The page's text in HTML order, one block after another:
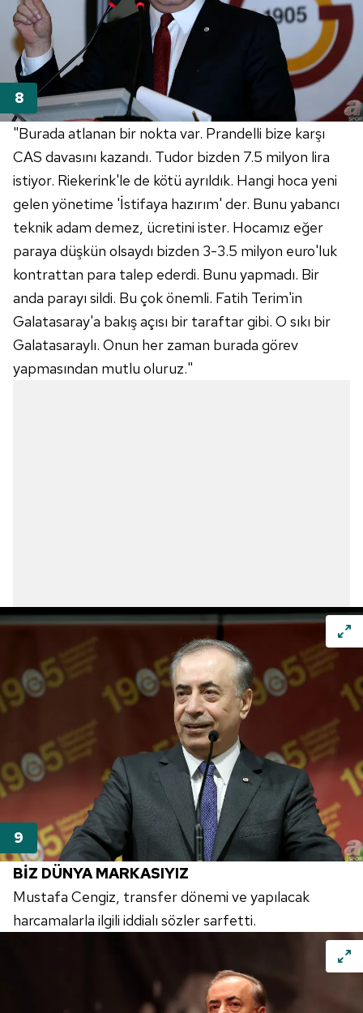
"Burada atlanan bir nokta var. Prandelli bize karşı
CAS davasını kazandı. Tudor bizden 7.5 milyon lira
istiyor. Riekerink'le de kötü ayrıldık. Hangi hoca yeni
gelen yönetime 'İstifaya hazırım' der. Bunu yabancı
teknik adam demez, ücretini ister. Hocamız eğer
paraya düşkün olsaydı bizden 3-3.5 milyon euro'luk
kontrattan para talep ederdi. Bunu yapmadı. Bir
anda parayı sildi. Bu çok önemli. Fatih Terim'in
Galatasaray'a bakış açısı bir taraftar gibi. O sıkı bir
Galatasaraylı. Onun her zaman burada görev
yapmasından mutlu oluruz."
BİZ DÜNYA MARKASIYIZ
Mustafa Cengiz, transfer dönemi ve yapılacak
harcamalarla ilgili iddialı sözler sarfetti.